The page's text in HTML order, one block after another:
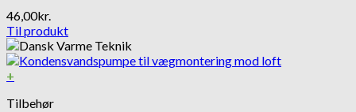
46,00kr.
Til produkt
+
Tilbehør